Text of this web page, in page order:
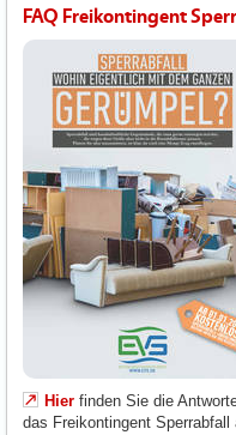
FAQ Freikontingent
Hier finden Sie die
das Freikontingent Sperrabfall